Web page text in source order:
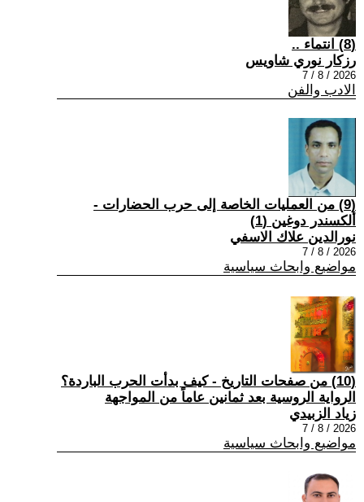
(8) انتماء ..
رزكار نوري شاويس
2026 / 8 / 7
الادب والفن
(9) من العمليات الخاصة إلى حرب الحضارات -
ألكسندر دوغين (1)
نورالدين علاك الاسفي
2026 / 8 / 7
مواضيع وابحاث سياسية
(10) من صفحات التاريخ - كيف بدأت الحرب الباردة؟
الرواية الروسية بعد ثمانين عاماً من المواجهة
زياد الزبيدي
2026 / 8 / 7
مواضيع وابحاث سياسية